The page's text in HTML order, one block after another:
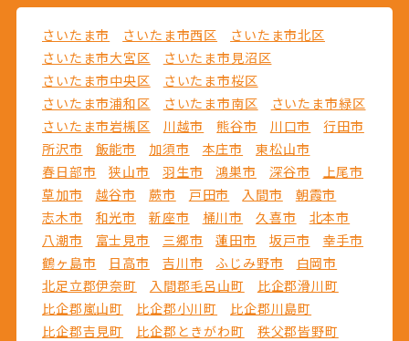
さいたま市 さいたま市西区
さいたま市北区
さいたま市大宮区
さいたま市見沼区
さいたま市中央区
さいたま市桜区
さいたま市浦和区
さいたま市南区
さいたま市緑区
さいたま市岩槻区
川越市 熊谷市 川口市
行田市
所沢市
飯能市 加須市 本庄市
東松山市
春日部市
狭山市 羽生市 鴻巣市 深谷市
上尾市
草加市
越谷市 蕨市 戸田市 入間市
朝霞市
志木市
和光市 新座市 桶川市 久喜市
北本市
八潮市
富士見市 三郷市 蓮田市 坂戸市
幸手市
鶴ヶ島市
日高市 吉川市 ふじみ野市
白岡市
北足立郡伊奈町
入間郡毛呂山町
比企郡滑川町
比企郡嵐山町
比企郡小川町
比企郡川島町
比企郡吉見町
比企郡ときがわ町
秩父郡皆野町